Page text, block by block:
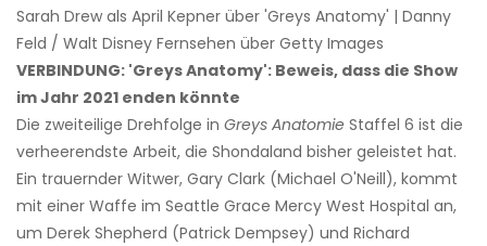
Sarah Drew als April Kepner über 'Greys Anatomy' | Danny
Feld / Walt Disney Fernsehen über Getty Images
VERBINDUNG: 'Greys Anatomy': Beweis, dass die Show
im Jahr 2021 enden könnte
Die zweiteilige Drehfolge in Greys Anatomie Staffel 6 ist die
verheerendste Arbeit, die Shondaland bisher geleistet hat.
Ein trauernder Witwer, Gary Clark (Michael O'Neill), kommt
mit einer Waffe im Seattle Grace Mercy West Hospital an,
um Derek Shepherd (Patrick Dempsey) und Richard